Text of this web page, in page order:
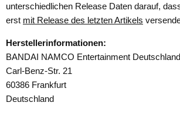
unterschiedlichen Release Daten darauf,
erst mit Release des letzten Artikels
Herstellerinformationen:
BANDAI NAMCO Entertainment
Carl-Benz-Str. 21
60386 Frankfurt
Deutschland